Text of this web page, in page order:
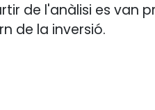
de l'anàlisi es van
de la inversió.